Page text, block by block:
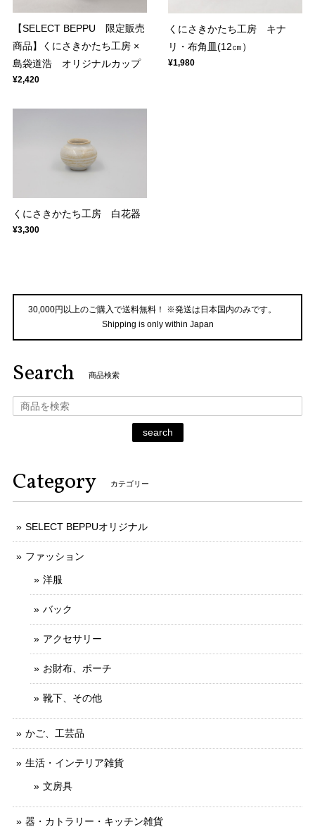
【SELECT BEPPU 限定販売
商品】くにさきかたち工房 ×
島袋道浩 オリジナルカップ
¥2,420
くにさきかたち工房 キナ
リ・布角皿(12㎝）
¥1,980
くにさきかたち工房 白花器
¥3,300
30,000円以上のご購入で送料無料！ ※発送は日本国内のみです。
Shipping is only within Japan
Search 商品検索
search
Category カテゴリー
SELECT BEPPUオリジナル
ファッション
洋服
バック
アクセサリー
お財布、ポーチ
靴下、その他
かご、工芸品
生活・インテリア雑貨
文房具
器・カトラリー・キッチン雑貨